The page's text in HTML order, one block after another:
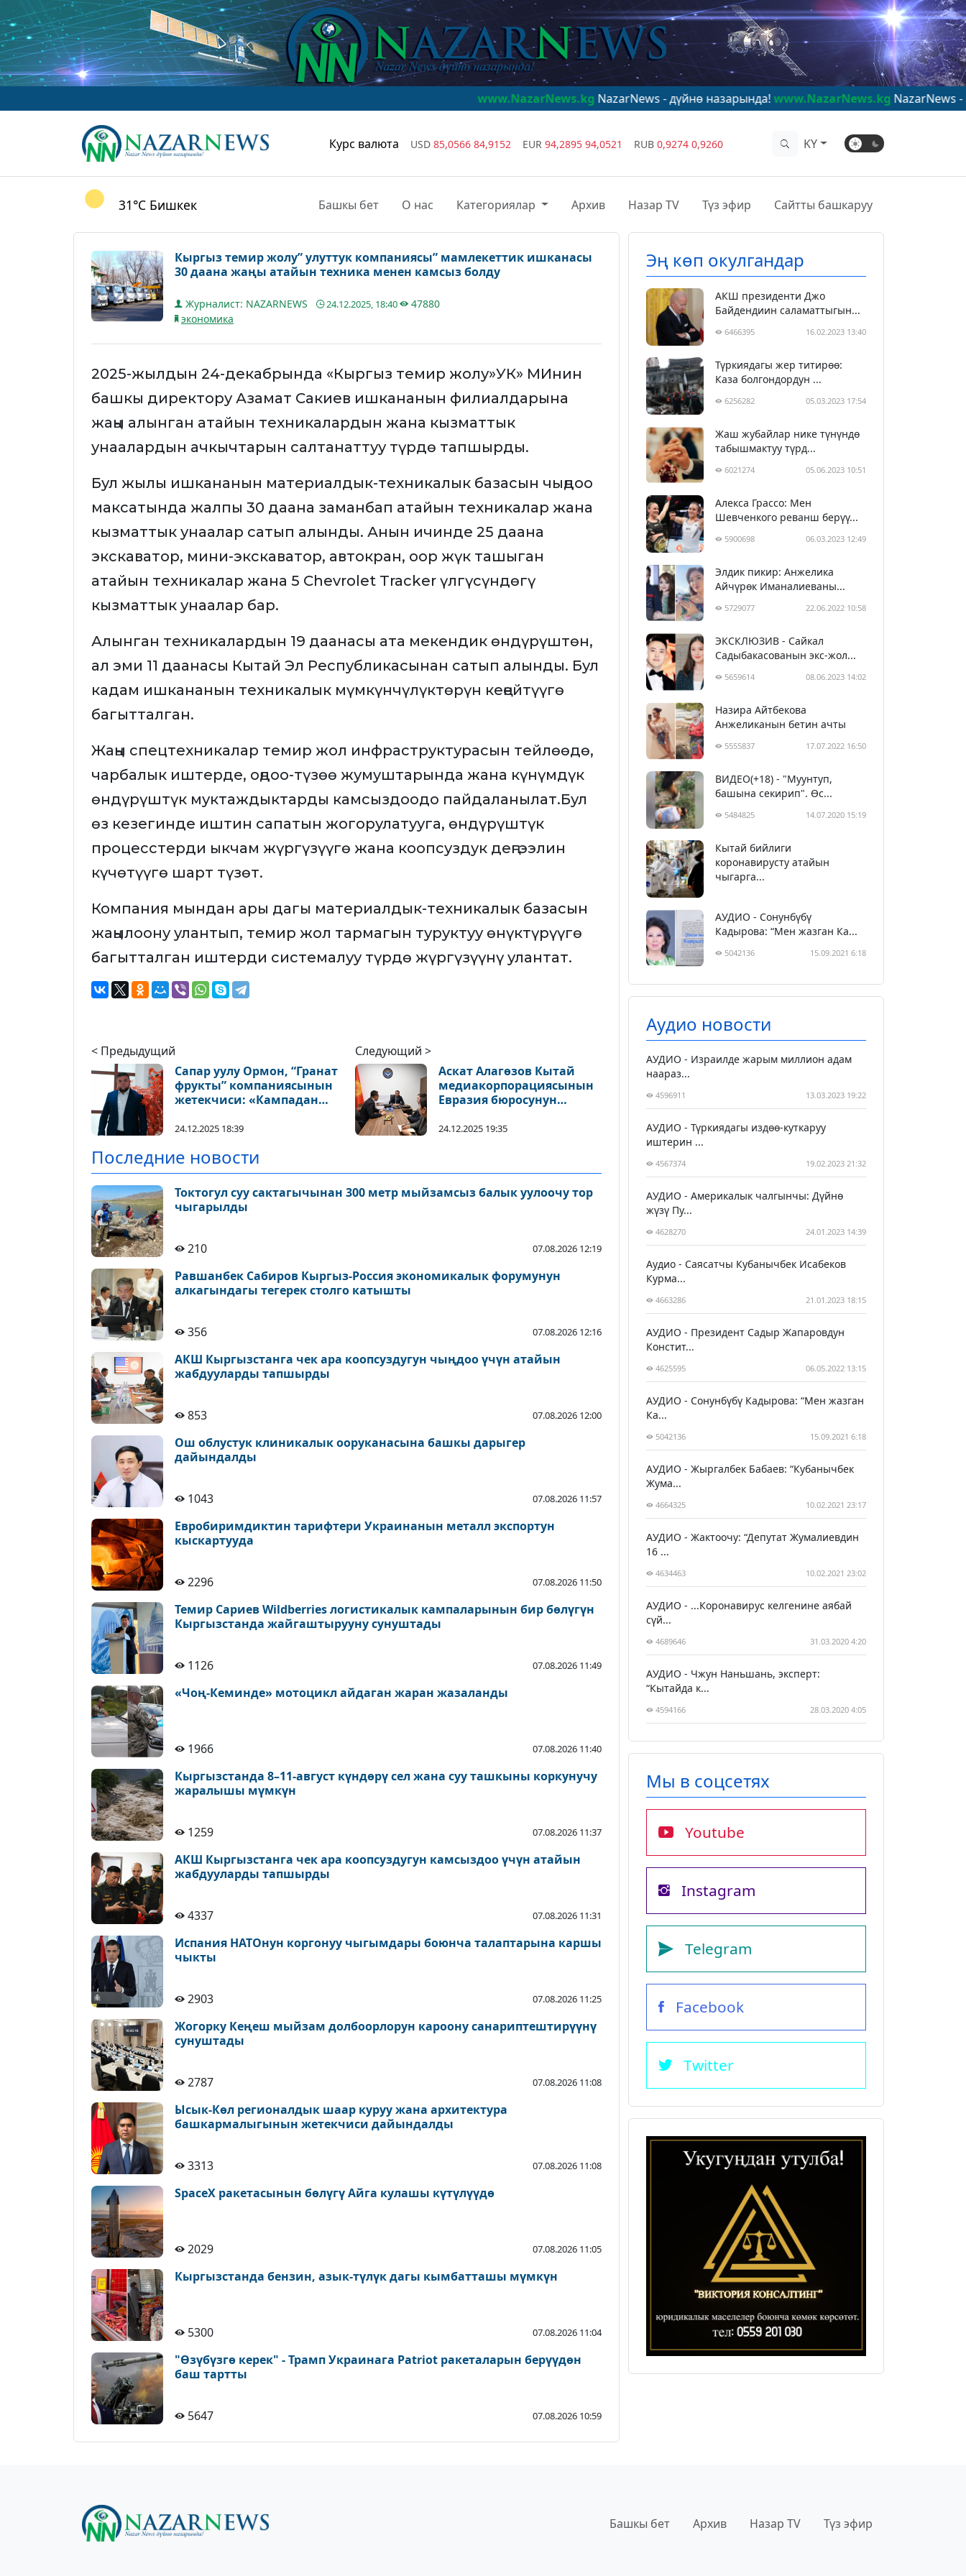
www.NazarNews.kgNazarNews - дүйнө назарында!www.NazarNews.kgNazarNews - в центре
Курс валюта USD 85,0566 84,9152 EUR 94,2895 94,0521 RUB 0,9274 0,9260 KY
31°C Бишкек Башкы бет О нас Категориялар Архив Назар TV Түз эфир Сайтты башкаруу
Кыргыз темир жолу” улуттук компаниясы” мамлекеттик ишканасы
30 даана жаңы атайын техника менен камсыз болду
Журналист: NAZARNEWS 24.12.2025, 18:40
47880
экономика
2025-жылдын 24-декабрында «Кыргыз темир жолу»УК» МИнин
башкы директору Азамат Сакиев ишкананын филиалдарына
жаңы алынган атайын техникалардын жана кызматтык
унаалардын ачкычтарын салтанаттуу түрдө тапшырды.
Бул жылы ишкананын материалдык-техникалык базасын чыңдоо
максатында жалпы 30 даана заманбап атайын техникалар жана
кызматтык унаалар сатып алынды. Анын ичинде 25 даана
экскаватор, мини-экскаватор, автокран, оор жүк ташыган
атайын техникалар жана 5 Chevrolet Tracker үлгүсүндөгү
кызматтык унаалар бар.
Алынган техникалардын 19 даанасы ата мекендик өндүрүштөн,
ал эми 11 даанасы Кытай Эл Республикасынан сатып алынды. Бул
кадам ишкананын техникалык мүмкүнчүлүктөрүн кеңейтүүгө
багытталган.
Жаңы спецтехникалар темир жол инфраструктурасын тейлөөдө,
чарбалык иштерде, оңдоо-түзөө жумуштарында жана күнүмдүк
өндүрүштүк муктаждыктарды камсыздоодо пайдаланылат.Бул
өз кезегинде иштин сапатын жогорулатууга, өндүрүштүк
процесстерди ыкчам жүргүзүүгө жана коопсуздук деңгээлин
күчөтүүгө шарт түзөт.
Компания мындан ары дагы материалдык-техникалык базасын
жаңылоону улантып, темир жол тармагын туруктуу өнүктүрүүгө
багытталган иштерди системалуу түрдө жүргүзүүнү улантат.
< Предыдущий
Сапар уулу Ормон, “Гранат
фрукты” компаниясынын
жетекчиси: «Кампадан
ишенимдүү, сапаттуу
24.12.2025 18:39
Следующий >
Аскат Алагөзов Кытай
медиакорпорациясынын
Евразия бюросунун
кабыл алды
24.12.2025 19:35
Последние новости
Токтогул суу сактагычынан 300 метр мыйзамсыз балык уулоочу тор
чыгарылды
210 07.08.2026 12:19
Равшанбек Сабиров Кыргыз-Россия экономикалык форумунун
алкагындагы тегерек столго катышты
356 07.08.2026 12:16
АКШ Кыргызстанга чек ара коопсуздугун чыңдоо үчүн атайын
жабдууларды тапшырды
853 07.08.2026 12:00
Ош облустук клиникалык ооруканасына башкы дарыгер
дайындалды
1043 07.08.2026 11:57
Евробиримдиктин тарифтери Украинанын металл экспортун
кыскартууда
2296 07.08.2026 11:50
Темир Сариев Wildberries логистикалык кампаларынын бир бөлүгүн
Кыргызстанда жайгаштырууну сунуштады
1126 07.08.2026 11:49
«Чоң-Кеминде» мотоцикл айдаган жаран жазаланды
1966 07.08.2026 11:40
Кыргызстанда 8–11-август күндөрү сел жана суу ташкыны коркунучу
жаралышы мүмкүн
1259 07.08.2026 11:37
АКШ Кыргызстанга чек ара коопсуздугун камсыздоо үчүн атайын
жабдууларды тапшырды
4337 07.08.2026 11:31
Испания НАТОнун коргонуу чыгымдары боюнча талаптарына каршы
чыкты
2903 07.08.2026 11:25
Жогорку Кеңеш мыйзам долбоорлорун кароону санариптештирүүнү
сунуштады
2787 07.08.2026 11:08
Ысык-Көл регионалдык шаар куруу жана архитектура
башкармалыгынын жетекчиси дайындалды
3313 07.08.2026 11:08
SpaceX ракетасынын бөлүгү Айга кулашы күтүлүүдө
2029 07.08.2026 11:05
Кыргызстанда бензин, азык-түлүк дагы кымбатташы мүмкүн
5300 07.08.2026 11:04
"Өзүбүзгө керек" - Трамп Украинага Patriot ракеталарын берүүдөн
баш тартты
5647 07.08.2026 10:59
Эң көп окулгандар
АКШ президенти Джо
Байдендиин саламаттыгын...
6466395 16.02.2023 13:40
Түркиядагы жер титирөө:
Каза болгондордун ...
6256282 05.03.2023 17:54
Жаш жубайлар нике түнүндө
табышмактуу түрд...
6021274 05.06.2023 10:51
Алекса Грассо: Мен
Шевченкого реванш берүү...
5900698 06.03.2023 12:49
Элдик пикир: Анжелика
Айчүрөк Иманалиеваны...
5729077 22.06.2022 10:58
ЭКСКЛЮЗИВ - Сайкал
Садыбакасованын экс-жол...
5659614 08.06.2023 14:02
Назира Айтбекова
Анжеликанын бетин ачты
5555837 17.07.2022 16:50
ВИДЕО(+18) - "Муунтуп,
башына секирип". Өс...
5484825 14.07.2020 15:19
Кытай бийлиги
коронавирусту атайын
чыгарга...
АУДИО - Сонунбүбү
Кадырова: “Мен жазган Ка...
5042136 15.09.2021 6:18
Аудио новости
АУДИО - Израилде жарым миллион адам
наараз...
4596911 13.03.2023 19:22
АУДИО - Түркиядагы издөө-куткаруу
иштерин ...
4567374 19.02.2023 21:32
АУДИО - Америкалык чалгынчы: Дүйнө
жүзү Пу...
4628270 24.01.2023 14:39
Аудио - Саясатчы Кубанычбек Исабеков
Курма...
4663286 21.01.2023 18:15
АУДИО - Президент Садыр Жапаровдун
Констит...
4625595 06.05.2022 13:15
АУДИО - Сонунбүбү Кадырова: “Мен жазган
Ка...
5042136 15.09.2021 6:18
АУДИО - Жыргалбек Бабаев: “Кубанычбек
Жума...
4664325 10.02.2021 23:17
АУДИО - Жактоочу: “Депутат Жумалиевдин
16 ...
4634463 10.02.2021 23:02
АУДИО - ...Коронавирус келгенине аябай
сүй...
4689646 31.03.2020 4:20
АУДИО - Чжун Наньшань, эксперт:
“Кытайда к...
4594166 28.03.2020 4:05
Мы в соцсетях
Youtube
Instagram
Telegram
Facebook
Twitter
Башкы бет Архив Назар TV Түз эфир